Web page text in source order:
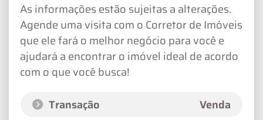
As informações estão sujeitas a alterações.
Agende uma visita com o Corretor de Imóveis
que ele fará o melhor negócio para você e
ajudará a encontrar o imóvel ideal de acordo
com o que você busca!
Transação
Venda